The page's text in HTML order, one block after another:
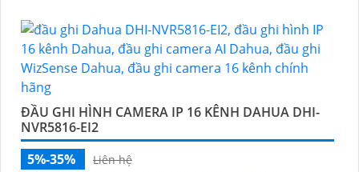
ĐẦU GHI HÌNH CAMERA IP 16 KÊNH DAHUA DHI-
NVR5816-EI2
5%-35%
Liên hệ